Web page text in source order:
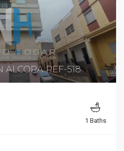
ALCORA REF-518
1 Baths